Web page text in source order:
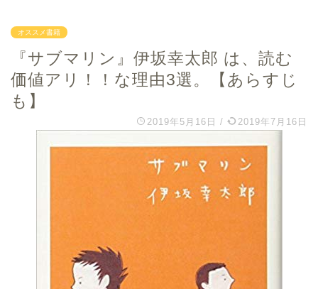
オススメ書籍
『サブマリン』伊坂幸太郎 は、読む
価値アリ！！な理由3選。【あらすじ
も】
2019年5月16日 / 2019年7月16日